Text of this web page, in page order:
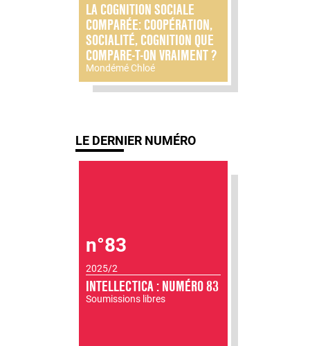
LA COGNITION SOCIALE
COMPARÉE: COOPÉRATION,
SOCIALITÉ, COGNITION QUE
COMPARE-T-ON VRAIMENT ?
Mondémé Chloé
LE DERNIER NUMÉRO
n°83
2025/2
INTELLECTICA : NUMÉRO 83
Soumissions libres